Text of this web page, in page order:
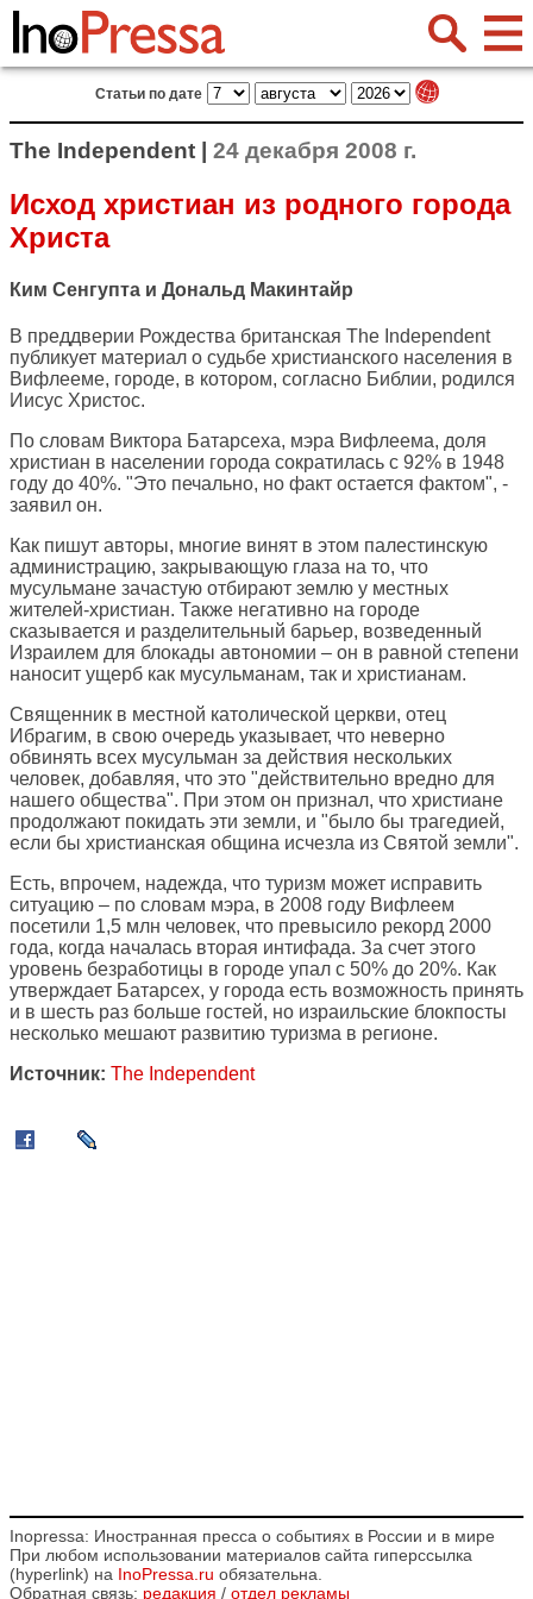
Статьи по дате
The Independent | 24 декабря 2008 г.
Исход христиан из родного города
Христа
Ким Сенгупта и Дональд Макинтайр
В преддверии Рождества британская The Independent
публикует материал о судьбе христианского населения в
Вифлееме, городе, в котором, согласно Библии, родился
Иисус Христос.
По словам Виктора Батарсеха, мэра Вифлеема, доля
христиан в населении города сократилась с 92% в 1948
году до 40%. "Это печально, но факт остается фактом", -
заявил он.
Как пишут авторы, многие винят в этом палестинскую
администрацию, закрывающую глаза на то, что
мусульмане зачастую отбирают землю у местных
жителей-христиан. Также негативно на городе
сказывается и разделительный барьер, возведенный
Израилем для блокады автономии – он в равной степени
наносит ущерб как мусульманам, так и христианам.
Священник в местной католической церкви, отец
Ибрагим, в свою очередь указывает, что неверно
обвинять всех мусульман за действия нескольких
человек, добавляя, что это "действительно вредно для
нашего общества". При этом он признал, что христиане
продолжают покидать эти земли, и "было бы трагедией,
если бы христианская община исчезла из Святой земли".
Есть, впрочем, надежда, что туризм может исправить
ситуацию – по словам мэра, в 2008 году Вифлеем
посетили 1,5 млн человек, что превысило рекорд 2000
года, когда началась вторая интифада. За счет этого
уровень безработицы в городе упал с 50% до 20%. Как
утверждает Батарсех, у города есть возможность принять
и в шесть раз больше гостей, но израильские блокпосты
несколько мешают развитию туризма в регионе.
Источник: The Independent
Inopressa: Иностранная пресса о событиях в России и в мире
При любом использовании материалов сайта гиперссылка
(hyperlink) на InoPressa.ru обязательна.
Обратная связь: редакция / отдел рекламы